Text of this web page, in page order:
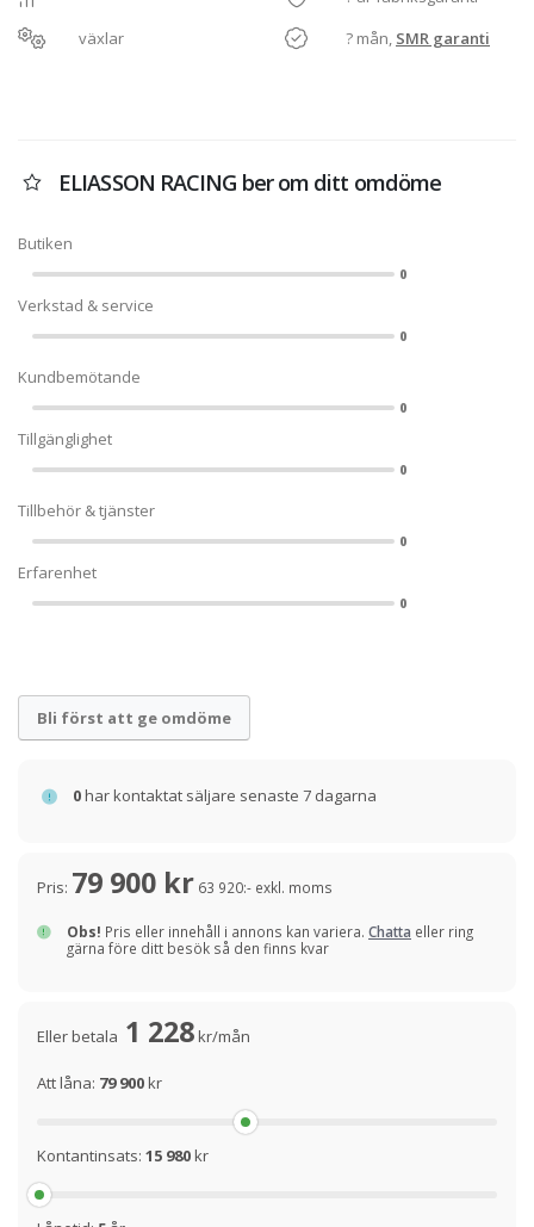
växlar
? mån, SMR garanti
ELIASSON RACING ber om ditt omdöme
Butiken
0
Verkstad & service
0
Kundbemötande
0
Tillgänglighet
0
Tillbehör & tjänster
0
Erfarenhet
0
Bli först att ge omdöme
0har kontaktat säljare senaste 7 dagarna
Pris: 79 900 kr 63 920:- exkl. moms
Obs! Pris eller innehåll i annons kan variera. Chatta eller ring
gärna före ditt besök så den finns kvar
Eller betala 1 228kr/mån
Att låna: 79 900kr
Kontantinsats: 15 980kr